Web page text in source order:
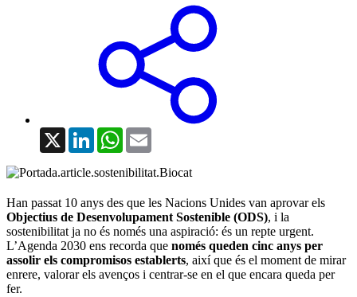
X LinkedInWhatsApp
Han passat 10 anys des que les Nacions Unides van aprovar els
Objectius de Desenvolupament Sostenible (ODS), i la
sostenibilitat ja no és només una aspiració: és un repte urgent.
L’Agenda 2030 ens recorda que només queden cinc anys per
assolir els compromisos establerts, així que és el moment de mirar
enrere, valorar els avenços i centrar-se en el que encara queda per
fer.